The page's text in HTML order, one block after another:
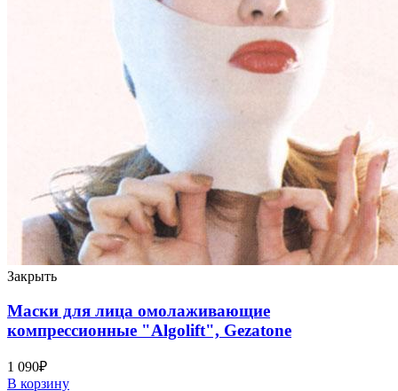
Закрыть
Маски для лица омолаживающие
компрессионные "Algolift", Gezatone
1 090₽
В корзину